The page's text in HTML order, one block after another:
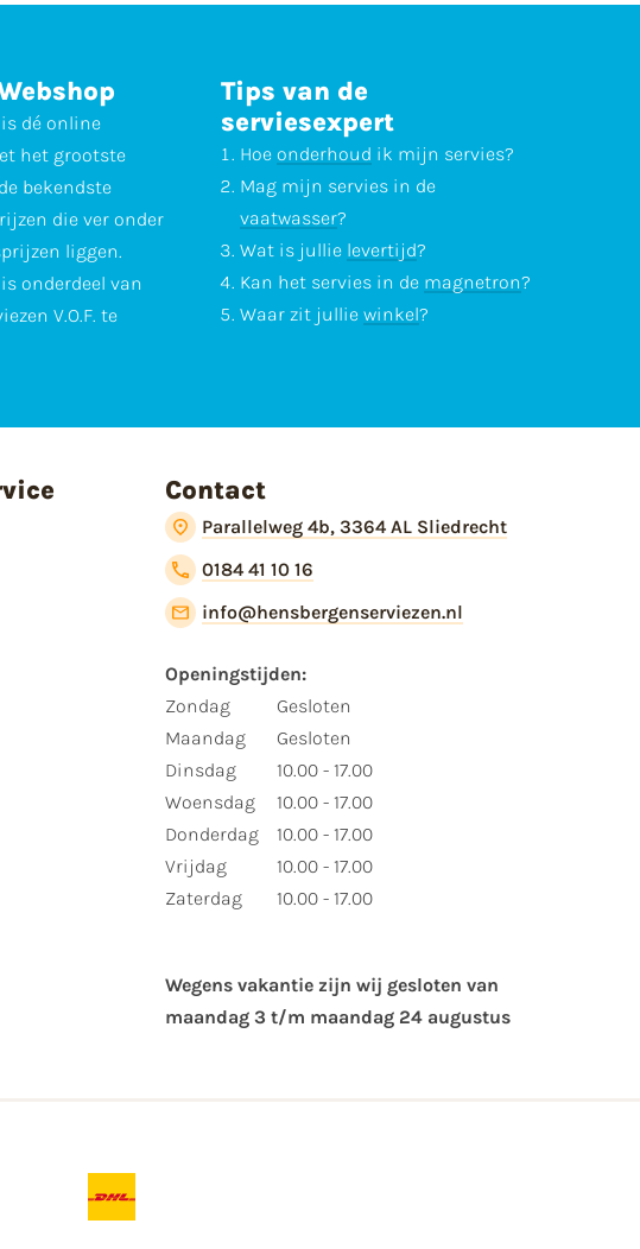
dé online
het grootste
bekendste
die ver onder
liggen.
onderdeel van
V.O.F. te
Tips van de
serviesexpert
Hoe onderhoud ik mijn servies?
Mag mijn servies in de
vaatwasser?
Wat is jullie levertijd?
Kan het servies in de magnetron?
Waar zit jullie winkel?
Contact
Parallelweg 4b, 3364 AL Sliedrecht
0184 41 10 16
info@hensbergenserviezen.nl
Openingstijden:
Zondag
Maandag
Dinsdag
Woensdag
Donderdag
Vrijdag
Zaterdag
Gesloten
Gesloten
10.00 - 17.00
10.00 - 17.00
10.00 - 17.00
10.00 - 17.00
10.00 - 17.00
Wegens vakantie zijn wij gesloten van ​
maandag 3 t/m maandag 24 augustus